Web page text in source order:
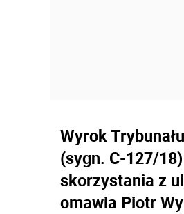
Wyrok
(sygn. C-127/
skorzystania z
omawia Piotr